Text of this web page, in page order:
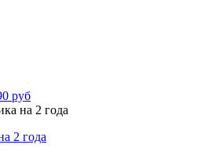
руб
на 2 года